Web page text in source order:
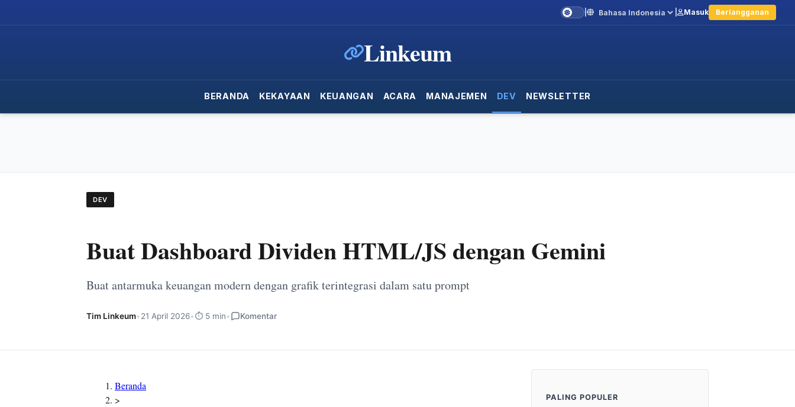
Language Masuk Berlangganan
Linkeum
BERANDA KEKAYAAN KEUANGAN ACARA MANAJEMEN DEV NEWSLETTER
DEV
Buat Dashboard Dividen HTML/JS dengan Gemini
Buat antarmuka keuangan modern dengan grafik terintegrasi dalam satu prompt
Tim Linkeum•21 April 2026•⏱️ 5 min• Komentar
Beranda
>
PALING POPULER